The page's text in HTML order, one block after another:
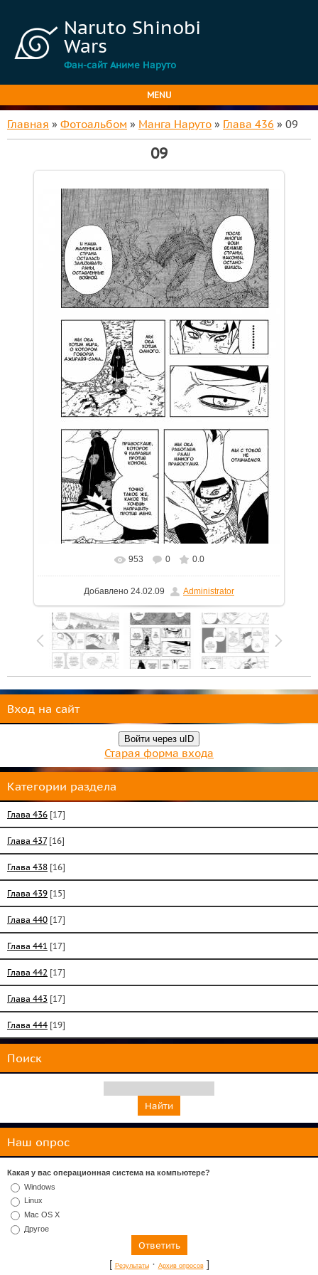
Naruto Shinobi
Wars
Фан-сайт Аниме Наруто
MENU
Главная » Фотоальбом » Манга Наруто » Глава 436 » 09
09
В реальном размере 754x1100
953 0 0.0
Добавлено 24.02.09 Administrator
Вход на сайт
Войти через uID
Старая форма входа
Категории раздела
Глава 436 [17]
Глава 437 [16]
Глава 438 [16]
Глава 439 [15]
Глава 440 [17]
Глава 441 [17]
Глава 442 [17]
Глава 443 [17]
Глава 444 [19]
Поиск
Наш опрос
Какая у вас операционная система на компьютере?
Windows
Linux
Mac OS X
Другое
[ Результаты· Архив опросов]